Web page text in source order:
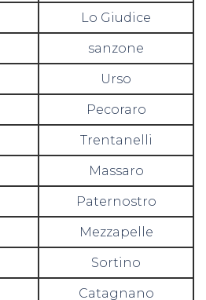
Lo Giudice
sanzone
Urso
Pecoraro
Trentanelli
Massaro
Paternostro
Mezzapelle
Sortino
Catagnano